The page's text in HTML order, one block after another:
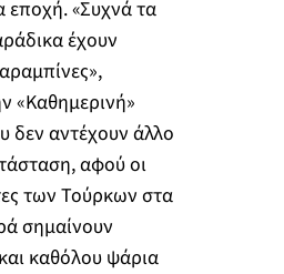
εποχή. «Συχνά τα
έχουν
«Καθημερινή»
δεν αντέχουν άλλο
αφού οι
των Τούρκων στα
σημαίνουν
καθόλου ψάρια